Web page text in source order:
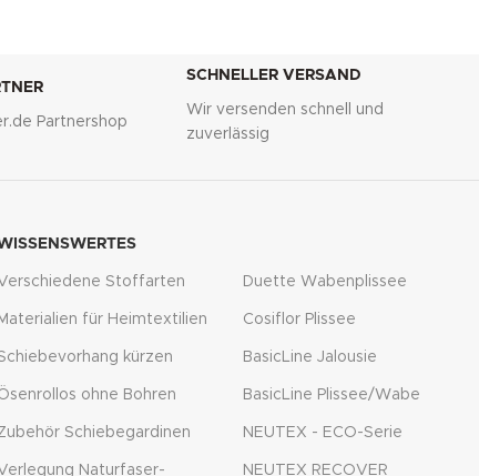
Partnershop
SCHNELLER VERSAND
Wir versenden schnell und
zuverlässig
Stoffarten
Materialien für Heimtextilien
kürzen
ohne Bohren
Schiebegardinen
Naturfaser-
Duette Wabenplissee
Cosiflor Plissee
BasicLine Jalousie
BasicLine Plissee/Wabe
NEUTEX - ECO-Serie
NEUTEX RECOVER